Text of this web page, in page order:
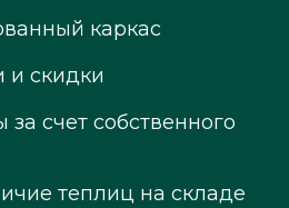
каркас
и скидки
счет собственного
теплиц на складе